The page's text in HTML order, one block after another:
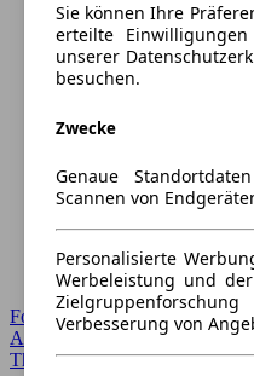
Forum Startseite
Alle Auto-Foren
Themen-Forum
Sie können Ihre
erteilte
unserer
besuchen.
Zwecke
Genaue
Scannen von
Personalisierte
Werbeleistung und
Verbesserung von